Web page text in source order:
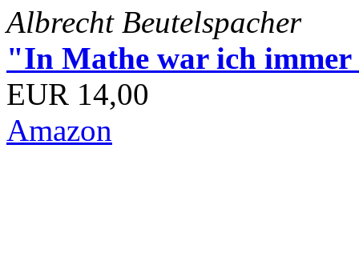
Albrecht Beutelspacher
"In Mathe war ich immer
EUR 14,00
Amazon